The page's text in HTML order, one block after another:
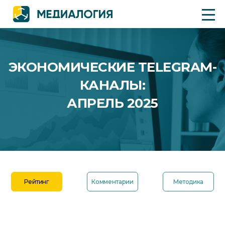
ЭКОНОМИЧЕСКИЕ TELEGRAM-
КАНАЛЫ:
АПРЕЛЬ 2025
Рейтинг Комментарии Методика